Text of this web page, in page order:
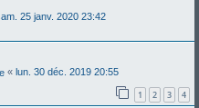
25 janv. 2020 23:42
« lun. 30 déc. 2019 20:55
1 2 3 4